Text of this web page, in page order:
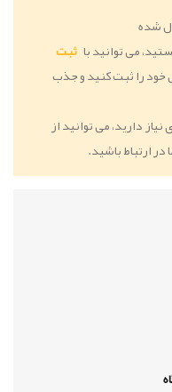
شده
می توانید با ثبت
خود را ثبت کنید و جذب
دارید، می توانید از